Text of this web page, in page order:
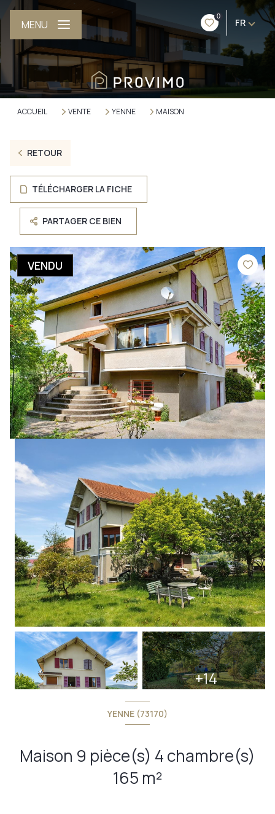
0
FR
MENU
ACCUEIL VENTE YENNE MAISON
RETOUR
TÉLÉCHARGER LA FICHE
PARTAGER CE BIEN
VENDU
+14
YENNE (73170)
Maison 9 pièce(s) 4 chambre(s)
165 m²